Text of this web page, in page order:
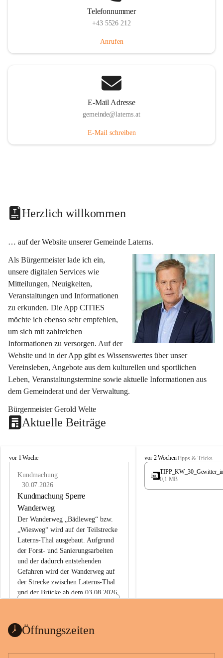
Telefonnummer
+43 5526 212
Anrufen
E-Mail Adresse
gemeinde@laterns.at
E-Mail schreiben
Herzlich willkommen
… auf der Website unserer Gemeinde Laterns.
Als Bürgermeister lade ich ein,
unsere digitalen Services wie
Mitteilungen, Neuigkeiten,
Veranstaltungen und Informationen
zu erkunden. Die App CITIES
möchte ich ebenso sehr empfehlen,
um sich mit zahlreichen
Informationen zu versorgen. Auf der
Website und in der App gibt es Wissenswertes über unser
Vereinsleben, Angebote aus dem kulturellen und sportlichen
Leben, Veranstaltungstermine sowie aktuelle Informationen aus
dem Gemeinderat und der Verwaltung.
Bürgermeister Gerold Welte
Aktuelle Beiträge
L
vor 1 Woche
Kundmachung
30.07.2026
Kundmachung Sperre
Wanderweg
Der Wanderweg „Bädleweg“ bzw.
„Wiesweg“ wird auf der Teilstrecke
Laterns-Thal ausgebaut. Aufgrund
der Forst- und Sanierungsarbeiten
und der dadurch entstehenden
Gefahren wird der Wanderweg auf
der Strecke zwischen Laterns-Thal
und der Brücke ab dem 03.08.2026
ht
1 Seite•0,1 MB
L
a
e
vor 2 WochenTipps & Tricks
0,1 MB
Öffnungszeiten